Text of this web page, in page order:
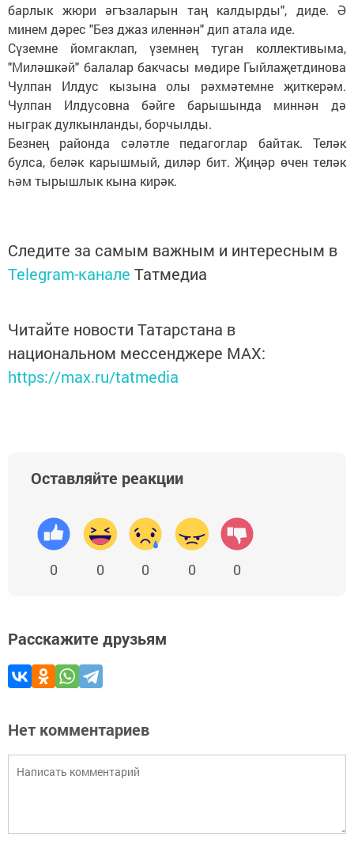
барлык жюри әгъзаларын таң калдырды", диде. Ә
минем дәрес "Без джаз иленнән" дип атала иде.
Сүземне йомгаклап, үземнең туган коллективыма,
"Миләшкәй" балалар бакчасы мөдире Гыйлаҗетдинова
Чулпан Илдус кызына олы рәхмәтемне җиткерәм.
Чулпан Илдусовна бәйге барышында миннән дә
ныграк дулкынланды, борчылды.
Безнең районда сәләтле педагоглар байтак. Теләк
булса, беләк карышмый, диләр бит. Җиңәр өчен теләк
һәм тырышлык кына кирәк.
Следите за самым важным и интересным в
Telegram-канале Татмедиа
Читайте новости Татарстана в
национальном мессенджере MАХ:
https://max.ru/tatmedia
Оставляйте реакции
0 0 0 0 0
Расскажите друзьям
Нет комментариев